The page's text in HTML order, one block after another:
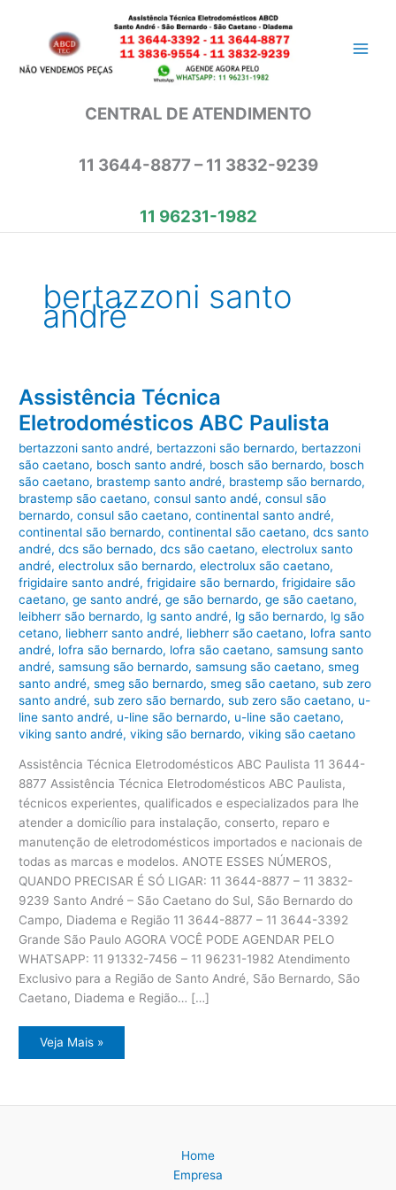
conteúdo
CENTRAL DE ATENDIMENTO
11 3644-8877 – 11 3832-9239
11 96231-1982
bertazzoni santo
andré
Assistência Técnica
Eletrodomésticos ABC Paulista
bertazzoni santo andré, bertazzoni são bernardo, bertazzoni
são caetano, bosch santo andré, bosch são bernardo, bosch
são caetano, brastemp santo andré, brastemp são bernardo,
brastemp são caetano,consul santo andé,consul são
bernardo,consul são caetano,continental santo andré,
continental são bernardo,continental são caetano,dcs santo
andré,dcs são bernado,dcs são caetano,electrolux santo
andré,electrolux são bernardo,electrolux são caetano,
frigidaire santo andré,frigidaire são bernardo,frigidaire são
caetano,ge santo andré,ge são bernardo,ge são caetano,
leibherr são bernardo, lg santo andré, lg são bernardo, lg são
cetano, liebherr santo andré, liebherr são caetano, lofra santo
andré, lofra são bernardo, lofra são caetano,samsung santo
andré,samsung são bernardo,samsung são caetano,smeg
santo andré,smeg são bernardo,smeg são caetano,sub zero
santo andré,sub zero são bernardo,sub zero são caetano, u-
line santo andré, u-line são bernardo, u-line são caetano,
viking santo andré,viking são bernardo,viking são caetano
Assistência Técnica Eletrodomésticos ABC Paulista 11 3644-
8877 Assistência Técnica Eletrodomésticos ABC Paulista,
técnicos experientes, qualificados e especializados para lhe
atender a domicílio para instalação, conserto, reparo e
manutenção de eletrodomésticos importados e nacionais de
todas as marcas e modelos. ANOTE ESSES NÚMEROS,
QUANDO PRECISAR É SÓ LIGAR: 11 3644-8877 – 11 3832-
9239 Santo André – São Caetano do Sul, São Bernardo do
Campo, Diadema e Região 11 3644-8877 – 11 3644-3392
Grande São Paulo AGORA VOCÊ PODE AGENDAR PELO
WHATSAPP: 11 91332-7456 – 11 96231-1982 Atendimento
Exclusivo para a Região de Santo André, São Bernardo, São
Caetano, Diadema e Região… […]
Assistência
Técnica
Veja Mais »
Home
Empresa